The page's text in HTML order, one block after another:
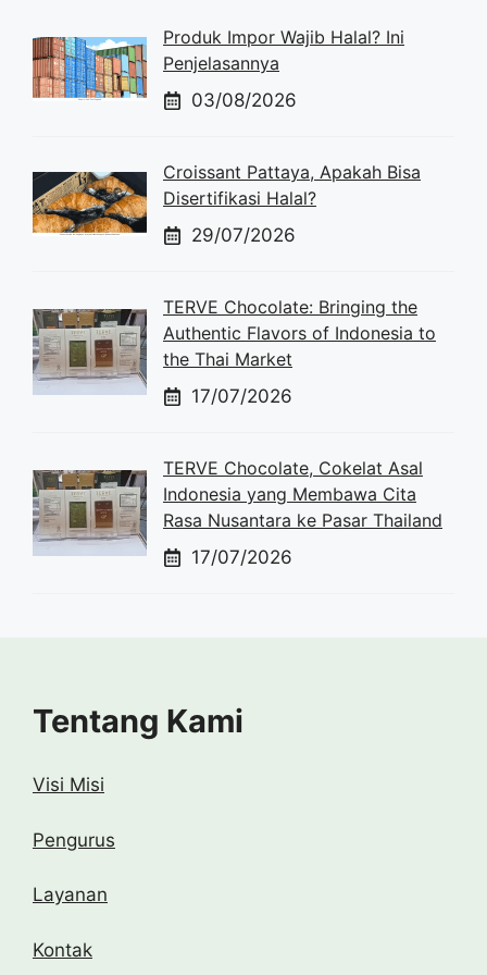
Produk Impor Wajib Halal? Ini
Penjelasannya
03/08/2026
Croissant Pattaya, Apakah Bisa
Disertifikasi Halal?
29/07/2026
TERVE Chocolate: Bringing the
Authentic Flavors of Indonesia to
the Thai Market
17/07/2026
TERVE Chocolate, Cokelat Asal
Indonesia yang Membawa Cita
Rasa Nusantara ke Pasar Thailand
17/07/2026
Tentang Kami
Visi Misi
Pengurus
Layanan
Kontak